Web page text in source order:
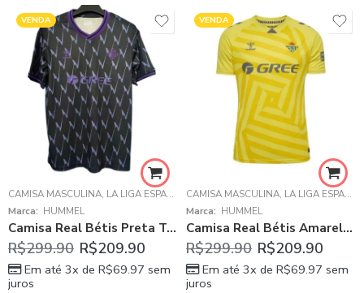
VENDA
CAMISA MASCULINA, LA LIGA ESPANHOLA ,REAL BÉTIS
Marca: HUMMEL
Camisa Real Bétis Preta Treino 2025/26 Masculina
R$299.90 R$209.90
Em até 3x de R$69.97 sem
juros
VENDA
CAMISA MASCULINA, LA LIGA ESPANHOLA
Marca: HUMMEL
Camisa Real Bétis Amarela 2025/26 Goleiro Masculina
R$299.90 R$209.90
Em até 3x de R$69.97 sem
juros